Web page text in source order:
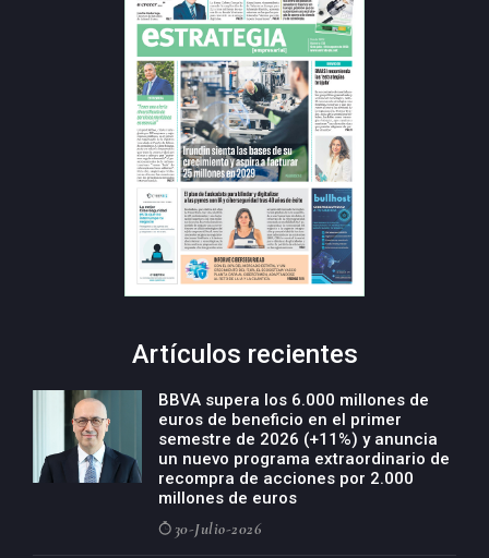
Artículos recientes
BBVA supera los 6.000 millones de
euros de beneficio en el primer
semestre de 2026 (+11%) y anuncia
un nuevo programa extraordinario de
recompra de acciones por 2.000
millones de euros
30-Julio-2026